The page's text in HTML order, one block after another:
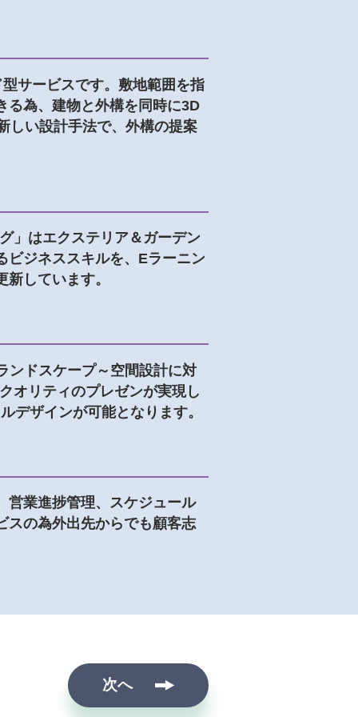
サービスです。敷地範囲を指
る為、建物と外構を同時に3D
しい設計手法で、外構の提案
」はエクステリア＆ガーデン
ビジネススキルを、Eラーニン
しています。
ンドスケープ～空間設計に対
オリティのプレゼンが実現し
デザインが可能となります。
営業進捗管理、スケジュール
スの為外出先からでも顧客志
次へ